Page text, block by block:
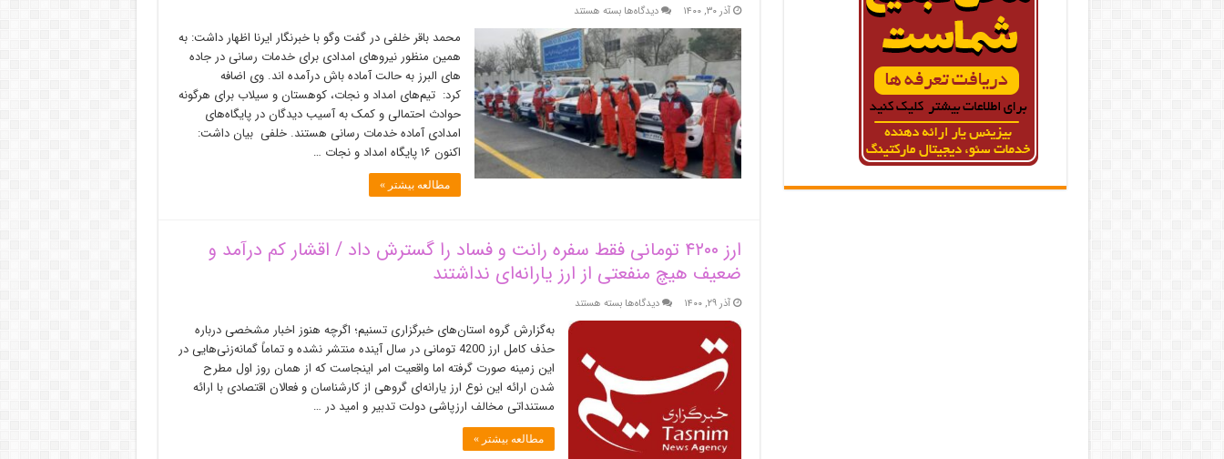
آذر ۳۰, ۱۴۰۰ دیدگاه‌هابرای
مسافران
ازسفرهای
غیرضروری
در
البرز
خودداری
کنند
بسته هستند
محمد باقر خلفی در گفت وگو با خبرنگار ایرنا اظهار داشت: به
همین منظور نیروهای امدادی برای خدمات رسانی در جاده
های البرز به حالت آماده باش درآمده اند. وی اضافه
کرد: تیم‌های امداد و نجات، کوهستان و سیلاب برای هرگونه
حوادث احتمالی و کمک به آسیب دیدگان در پایگاه‌های
امدادی آماده خدمات رسانی هستند. خلفی بیان داشت:
اکنون ۱۶ پایگاه امداد و نجات …
مطالعه بیشتر »
ارز ۴۲۰۰ تومانی فقط سفره رانت و فساد را گسترش داد / اقشار کم درآمد و
ضعیف هیچ منفعتی از ارز یارانه‌ای نداشتند
آذر ۲۹, ۱۴۰۰ دیدگاه‌هابرای
ارز
فقط
سفره
رانت
و
فساد
را
بسته هستند
به‌گزارش گروه استان‌های خبرگزاری تسنیم؛ اگرچه هنوز اخبار مشخصی درباره
حذف کامل ارز 4200 تومانی در سال آینده منتشر نشده و تماماً گمانه‌زنی‌هایی در
این زمینه صورت گرفته اما واقعیت امر اینجاست که از همان روز اول مطرح
شدن ارائه این نوع ارز یارانه‌ای گروهی از کارشناسان و فعالان اقتصادی با ارائه
مستنداتی مخالف ارزپاشی دولت تدبیر و امید در …
مطالعه بیشتر »